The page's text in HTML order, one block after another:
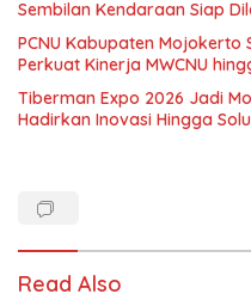
Sembilan Kendaraan Siap
PCNU Kabupaten Mojokerto
Perkuat Kinerja MWCNU
Tiberman Expo 2026 Jadi
Hadirkan Inovasi Hingga
Read Also